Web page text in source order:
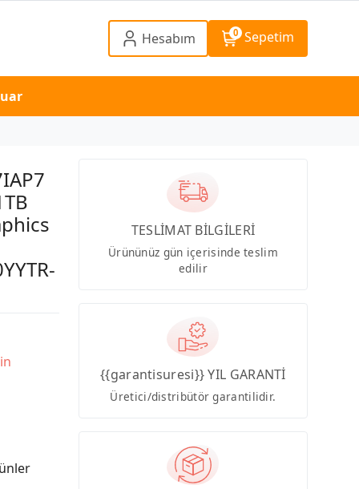
Hesabım 0 Sepetim
TESLİMAT BİLGİLERİ
Ürününüz gün içerisinde teslim
edilir
{{garantisuresi}} YIL GARANTİ
Üretici/distribütör garantilidir.